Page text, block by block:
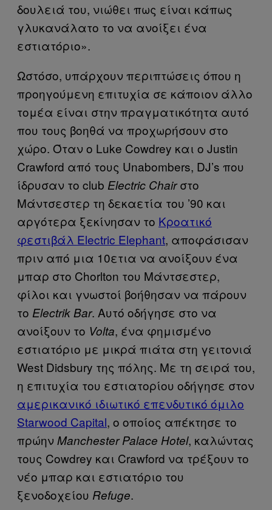
δουλειά του, νιώθει πως είναι κάπως
γλυκανάλατο το να ανοίξει ένα
εστιατόριο».
Ωστόσο, υπάρχουν περιπτώσεις όπου η
προηγούμενη επιτυχία σε κάποιον άλλο
τομέα είναι στην πραγματικότητα αυτό
που τους βοηθά να προχωρήσουν στο
χώρο. Όταν ο Luke Cowdrey και ο Justin
Crawford από τους Unabombers, DJ’s που
ίδρυσαν το club Electric Chairστο
Μάντσεστερ τη δεκαετία του ’90 και
αργότερα ξεκίνησαν το Κροατικό
φεστιβάλ Electric Elephant, αποφάσισαν
πριν από μια 10ετια να ανοίξουν ένα
μπαρ στο Chorlton του Μάντσεστερ,
φίλοι και γνωστοί βοήθησαν να πάρουν
το Electrik Bar. Αυτό οδήγησε στο να
ανοίξουν το Volta, ένα φημισμένο
εστιατόριο με μικρά πιάτα στη γειτονιά
West Didsbury της πόλης. Με τη σειρά του,
η επιτυχία του εστιατορίου οδήγησε στον
αμερικανικό ιδιωτικό επενδυτικό όμιλο
Starwood Capital, ο οποίος απέκτησε το
πρώην Manchester Palace Hotel, καλώντας
τους Cowdrey και Crawford να τρέξουν το
νέο μπαρ και εστιατόριο του
ξενοδοχείου Refuge.